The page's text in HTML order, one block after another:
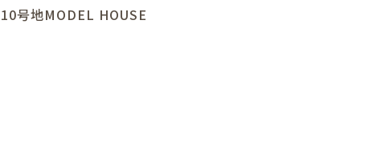
10号地MODEL HOUSE